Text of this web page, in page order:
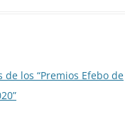
de los “Premios Efebo de